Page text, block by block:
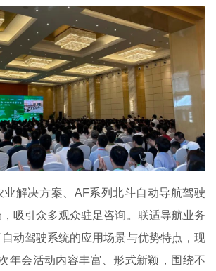
业解决方案、AF系列北斗自动导航驾驶
吸引众多观众驻足咨询。联适导航业务
动驾驶系统的应用场景与优势特点，现
年会活动内容丰富、形式新颖，围绕不